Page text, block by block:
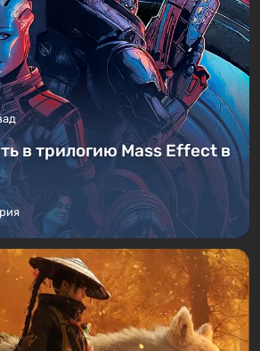
в трилогию Mass Effect в